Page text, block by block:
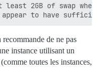
least 2GB of swap
de ne pas
instance utilisant un
toutes les instances,